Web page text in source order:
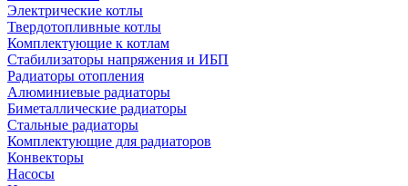
Электрические котлы
Твердотопливные котлы
Комплектующие к котлам
Стабилизаторы напряжения и ИБП
Радиаторы отопления
Алюминиевые радиаторы
Биметаллические радиаторы
Стальные радиаторы
Комплектующие для радиаторов
Конвекторы
Насосы